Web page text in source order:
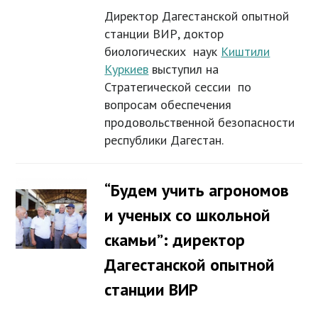
Директор Дагестанской опытной
станции ВИР, доктор
биологических наук Киштили
Куркиев выступил на
Стратегической сессии по
вопросам обеспечения
продовольственной безопасности
республики Дагестан.
“Будем учить агрономов
и ученых со школьной
скамьи”: директор
Дагестанской опытной
станции ВИР